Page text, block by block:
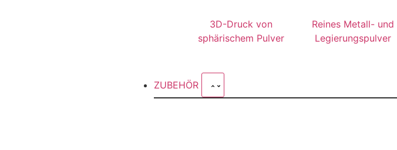
3D-Druck von
sphärischem Pulver
Reines Metall- und
Legierungspulver
ZUBEHÖR